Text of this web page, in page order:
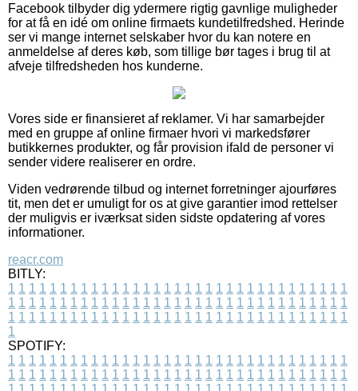
Facebook tilbyder dig ydermere rigtig gavnlige muligheder
for at få en idé om online firmaets kundetilfredshed. Herinde
ser vi mange internet selskaber hvor du kan notere en
anmeldelse af deres køb, som tillige bør tages i brug til at
afveje tilfredsheden hos kunderne.
Vores side er finansieret af reklamer. Vi har samarbejder
med en gruppe af online firmaer hvori vi markedsfører
butikkernes produkter, og får provision ifald de personer vi
sender videre realiserer en ordre.
Viden vedrørende tilbud og internet forretninger ajourføres
tit, men det er umuligt for os at give garantier imod rettelser
der muligvis er iværksat siden sidste opdatering af vores
informationer.
reacr.com
BITLY:
1 1 1 1 1 1 1 1 1 1 1 1 1 1 1 1 1 1 1 1 1 1 1 1 1 1 1 1 1 1 1 1 1
1 1 1 1 1 1 1 1 1 1 1 1 1 1 1 1 1 1 1 1 1 1 1 1 1 1 1 1 1 1 1 1 1
1 1 1 1 1 1 1 1 1 1 1 1 1 1 1 1 1 1 1 1 1 1 1 1 1 1 1 1 1 1 1 1 1
1
SPOTIFY:
1 1 1 1 1 1 1 1 1 1 1 1 1 1 1 1 1 1 1 1 1 1 1 1 1 1 1 1 1 1 1 1 1
1 1 1 1 1 1 1 1 1 1 1 1 1 1 1 1 1 1 1 1 1 1 1 1 1 1 1 1 1 1 1 1 1